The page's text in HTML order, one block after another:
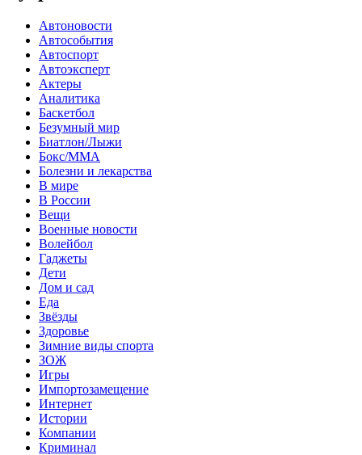
Автоновости
Автособытия
Автоспорт
Автоэксперт
Актеры
Аналитика
Баскетбол
Безумный мир
Биатлон/Лыжи
Бокс/MMA
Болезни и лекарства
В мире
В России
Вещи
Военные новости
Волейбол
Гаджеты
Дети
Дом и сад
Еда
Звёзды
Здоровье
Зимние виды спорта
ЗОЖ
Игры
Импортозамещение
Интернет
Истории
Компании
Криминал